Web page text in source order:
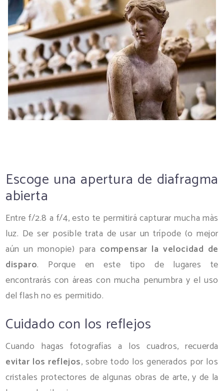
Escoge una apertura de diafragma
abierta
Entre f/2.8 a f/4, esto te permitirá capturar mucha màs
luz. De ser posible trata de usar un trípode (o mejor
aún un monopie) para compensar la velocidad de
disparo. Porque en este tipo de lugares te
encontrarás con áreas con mucha penumbra y el uso
del flash no es permitido.
Cuidado con los reflejos
Cuando hagas fotografías a los cuadros, recuerda
evitar los reflejos, sobre todo los generados por los
cristales protectores de algunas obras de arte, y de la